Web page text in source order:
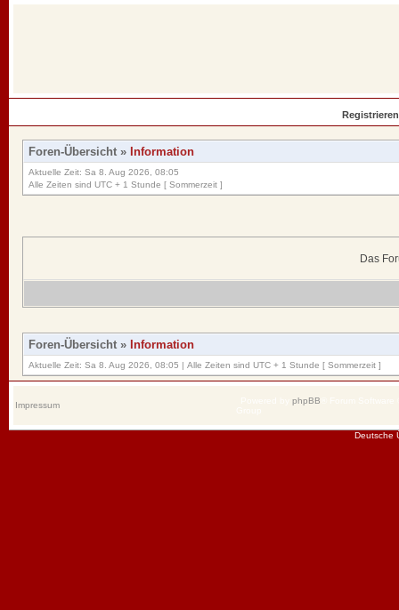
Registrieren
Foren-Übersicht » Information
Aktuelle Zeit: Sa 8. Aug 2026, 08:05
Alle Zeiten sind UTC + 1 Stunde [ Sommerzeit ]
Das
Foren-Übersicht » Information
Aktuelle Zeit: Sa 8. Aug 2026, 08:05 | Alle Zeiten sind UTC + 1 Stunde [ Sommerzeit ]
Impressum phpBB
Deutsche